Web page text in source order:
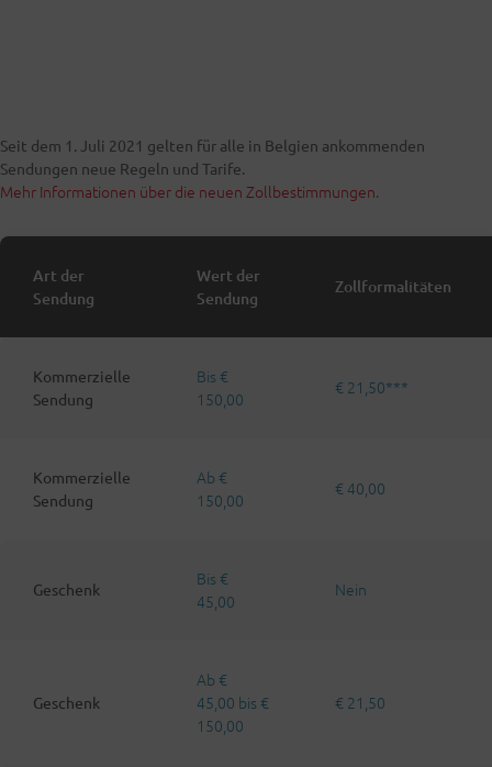
Seit dem 1. Juli 2021 gelten für alle in Belgien ankommenden
Sendungen neue Regeln und Tarife.
Mehr Informationen über die neuen Zollbestimmungen.
Art der
Sendung
Wert der
Sendung
Zollformalitäten
Kommerzielle
Sendung
Bis €
150,00
€ 21,50***
Kommerzielle
Sendung
Ab €
150,00
€ 40,00
Geschenk
Bis €
45,00
Nein
Geschenk
Ab €
45,00 bis €
150,00
€ 21,50